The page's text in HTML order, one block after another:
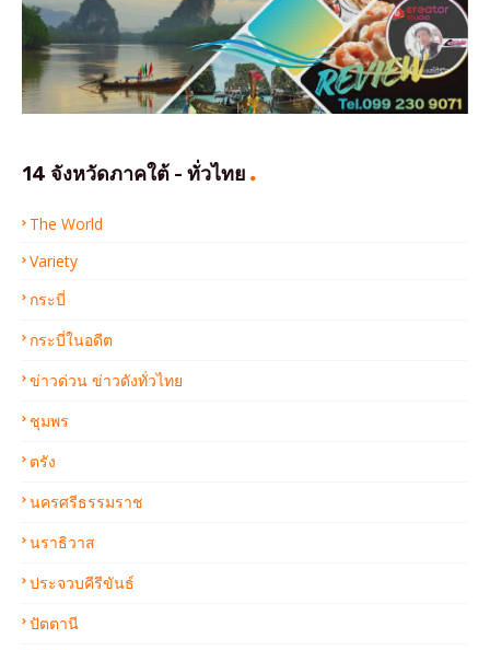
14 จังหวัดภาคใต้ - ทั่วไทย
The World
Variety
กระบี่
กระบี่ในอดีต
ข่าวด่วน ข่าวดังทั่วไทย
ชุมพร
ตรัง
นครศรีธรรมราช
นราธิวาส
ประจวบคีรีขันธ์
ปัตตานี